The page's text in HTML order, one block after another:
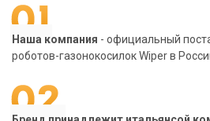
Наша компания - официальный
роботов-газонокосилок Wiper в